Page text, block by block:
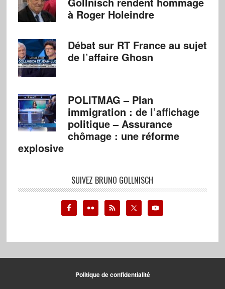
à Roger Holeindre
Débat sur RT France au sujet
de l’affaire Ghosn
POLITMAG – Plan
immigration : de l’affichage
politique – Assurance
chômage : une réforme
explosive
SUIVEZ BRUNO GOLLNISCH
Politique de confidentialité